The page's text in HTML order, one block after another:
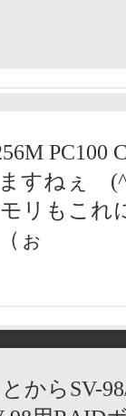
PC100
ますねぇ
リもこれ
ぉ
からSV-